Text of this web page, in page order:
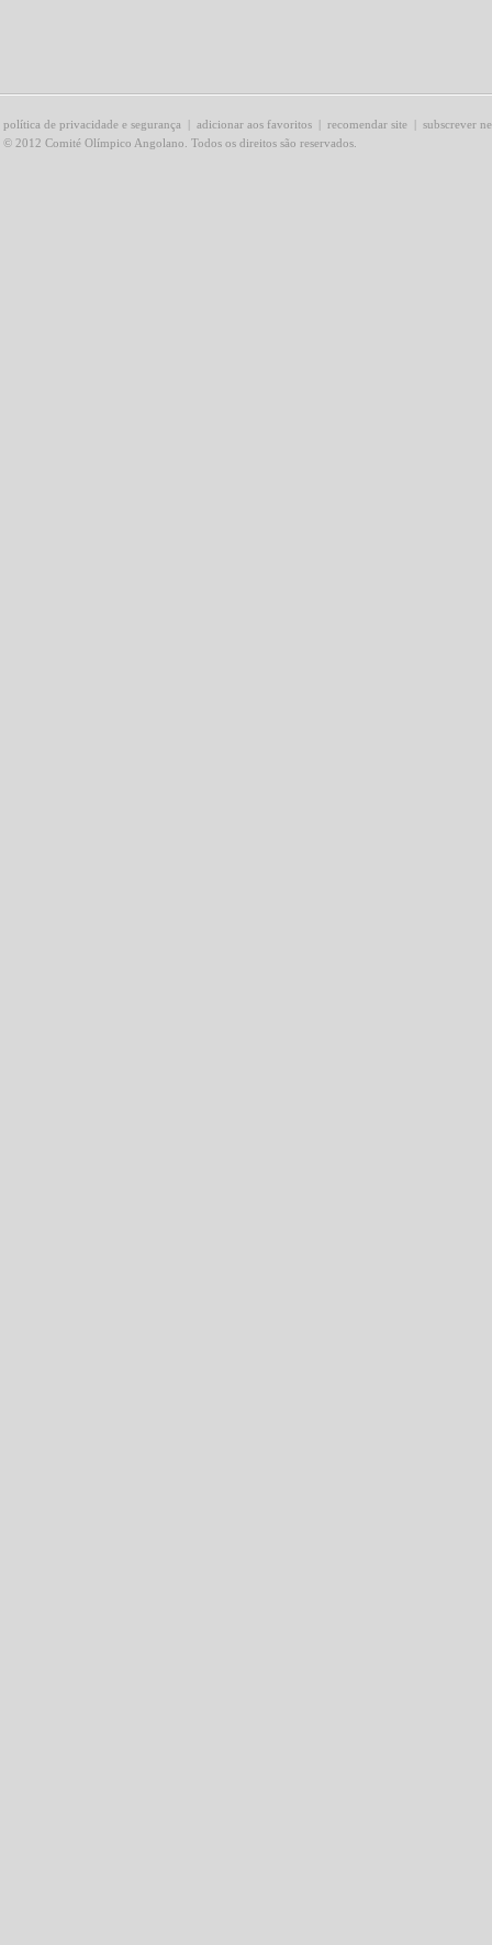
política de privacidade e segurança | adicionar aos favoritos | recomendar site | subscrever
© 2012 Comité Olímpico Angolano. Todos os direitos são reservados.